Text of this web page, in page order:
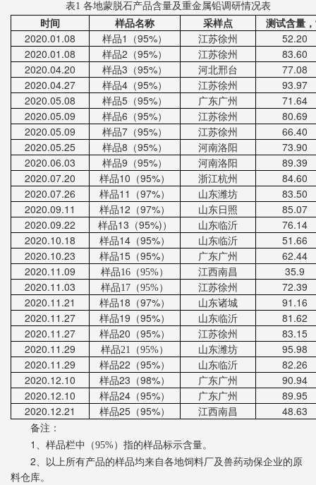
表1 各地蒙脱石产品含量及重金属铅调研情况表
时间 样品名称 采样点 测试含量，
2020.01.08 样品1 （95%） 江苏徐州
52.20
2020.01.08 样品2 （95%） 江苏徐州
83.60
2020.04.20 样品3 （95%） 河北邢台
77.08
2020.04.27 样品4 （95%） 江苏徐州
93.97
2020.05.08 样品5 （95%） 广东广州
71.64
2020.05.09 样品6 （95%） 江苏徐州
80.69
2020.05.09 样品7 （95%） 江苏徐州
66.40
2020.05.25 样品8 （95%） 河南洛阳
73.90
2020.06.03 样品9 （95%） 河南洛阳
89.39
2020.07.20 样品10 （95%） 浙江杭州 84.60
2020.07.26 样品11 （97%） 山东潍坊 83.50
2020.09.11 样品12 （97%） 山东日照
85.07
2020.09.22 样品13 （95%)） 山东临沂
76.14
2020.10.18 样品14 （95%） 山东临沂
51.66
2020.10.23 样品15 （95%） 广东广州
62.44
2020.11 .09 样品16 （95%） 江西南昌
35.9
2020.11 .03 样品17 （95%） 江苏徐州
72.39
2020.11 .21 样品18 （97%） 山东诸城
91.16
2020.11 .27 样品19 （95%） 山东临沂
81.62
2020.11 .27 样品20 （95%） 江苏徐州
83.15
2020.11 .29 样品21 （95%） 山东潍坊
95.98
2020.11 .29 样品22 （95%） 山东临沂
82.26
2020.12.10 样品23 （98%） 广东广州
90.94
2020.12.10 样品24 （95%） 广东广州
89.95
2020.12.21 样品25 （95%） 江西南昌
48.63
备注：
1、
样品栏中（95%）指的样品标示含量。
2、 以上所有产品的样品均来自各地饲料厂及兽药动保企业的原
料仓库。